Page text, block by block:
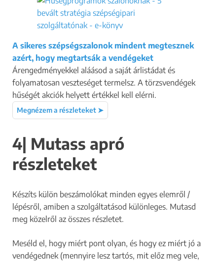
A sikeres szépségszalonok mindent megtesznek
azért, hogy megtartsák a vendégeket
Árengedményekkel aláásod a saját árlistádat és
folyamatosan veszteséget termelsz. A törzsvendégek
hűségét akciók helyett értékkel kell elérni.
Megnézem a részleteket ➤
4| Mutass apró
részleteket
Készíts külön beszámolókat minden egyes elemről /
lépésről, amiben a szolgáltatásod különleges. Mutasd
meg közelről az összes részletet.
Meséld el, hogy miért pont olyan, és hogy ez miért jó a
vendégednek (mennyire lesz tartós, mit előz meg vele,